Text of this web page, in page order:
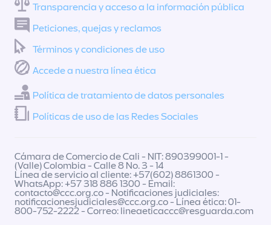
Transparencia y acceso a la información pública
Peticiones, quejas y reclamos
Términos y condiciones de uso
Accede a nuestra línea ética
Política de tratamiento de datos personales
Políticas de uso de las Redes Sociales
Cámara de Comercio de Cali - NIT: 890399001-1 -
(Valle) Colombia - Calle 8 No. 3 - 14
Línea de servicio al cliente: +57(602) 8861300 -
WhatsApp: +57 318 886 1300 - Email:
contacto@ccc.org.co- Notificaciones judiciales:
notificacionesjudiciales@ccc.org.co- Línea ética: 01-
800-752-2222 - Correo: lineaeticaccc@resguarda.com